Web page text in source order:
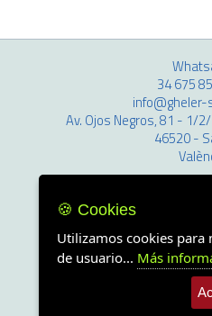
34 675
info@gheler-
Av. Ojos Negros, 81 - 1/
46520 -
🍪 Cookies
Utilizamos cookies para
de usuario... Más